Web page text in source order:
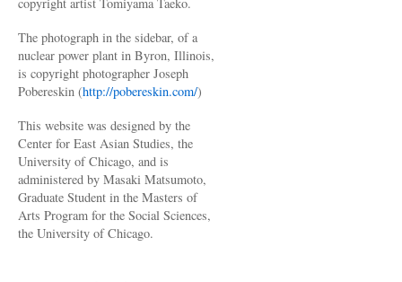
The photograph in the sidebar, of a
nuclear power plant in Byron, Illinois,
is copyright photographer Joseph
Pobereskin (http://pobereskin.com/)
This website was designed by the
Center for East Asian Studies, the
University of Chicago, and is
administered by Masaki Matsumoto,
Graduate Student in the Masters of
Arts Program for the Social Sciences,
the University of Chicago.